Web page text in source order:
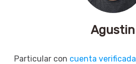
Agustin
Particular con cuenta verificada